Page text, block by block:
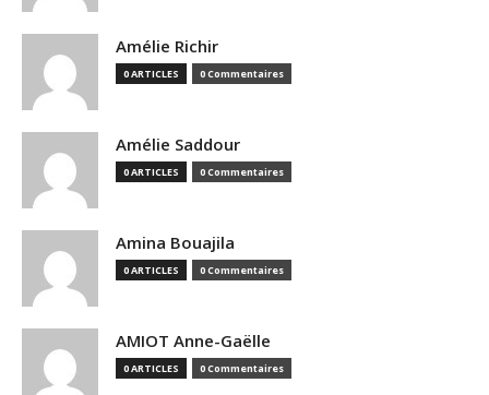
Amélie Richir
0 ARTICLES 0 Commentaires
Amélie Saddour
0 ARTICLES 0 Commentaires
Amina Bouajila
0 ARTICLES 0 Commentaires
AMIOT Anne-Gaëlle
0 ARTICLES 0 Commentaires